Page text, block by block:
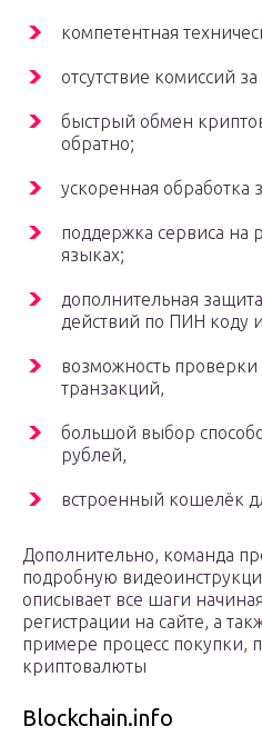
компетентная
отсутствие комиссий
быстрый обмен
обратно;
ускоренная обработка
поддержка сервиса на
языках;
дополнительная
действий по ПИН коду
возможность
транзакций,
большой выбор
рублей,
встроенный кошелёк
Дополнительно, команда
подробную
описывает все шаги
регистрации на сайте, а
примере процесс покупки,
криптовалюты
Blockchain.info